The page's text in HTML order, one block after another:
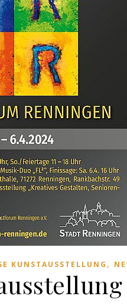
KUNSTAUSSTELLUNG ,